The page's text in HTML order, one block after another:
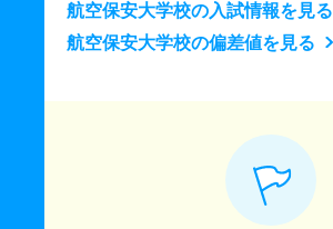
航空保安大学校の入試情報を見る
航空保安大学校の偏差値を見る